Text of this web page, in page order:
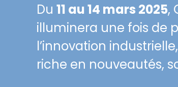
Du 11 au 14 mars 2025,
illuminera une fois de
l’innovation
riche en nouveautés,